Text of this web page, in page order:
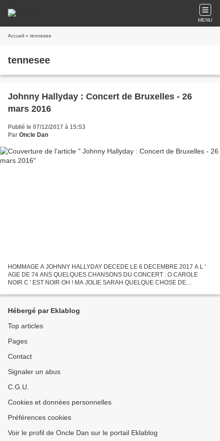
MENU
Accueil » tennesee
tennesee
Johnny Hallyday : Concert de Bruxelles - 26
mars 2016
Publié le 07/12/2017 à 15:53
Par Oncle Dan
HOMMAGE A JOHNNY HALLYDAY DECEDE LE 6 DECEMBRE 2017 A L '
AGE DE 74 ANS QUELQUES CHANSONS DU CONCERT : O CAROLE
NOIR C ' EST NOIR OH ! MA JOLIE SARAH QUELQUE CHOSE DE
ALLUMER LE FEU PARMI CETTE...
Hébergé par Eklablog
Top articles
Pages
Contact
Signaler un abus
C.G.U.
Cookies et données personnelles
Préférences cookies
Voir le profil de Oncle Dan sur le portail Eklablog